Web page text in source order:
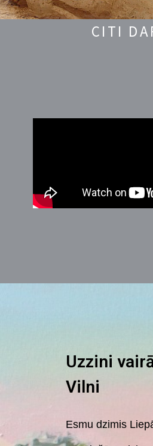
CITI
Uzzini
Vilni
Esmu dzimis